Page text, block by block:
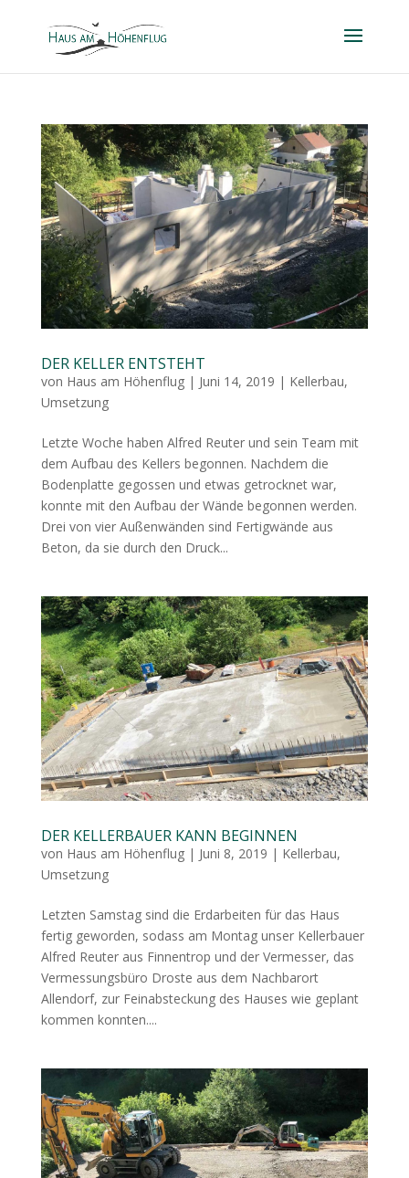
DER KELLER ENTSTEHT
von Haus am Höhenflug| Juni 14, 2019 | Kellerbau,
Umsetzung
Letzte Woche haben Alfred Reuter und sein Team mit
dem Aufbau des Kellers begonnen. Nachdem die
Bodenplatte gegossen und etwas getrocknet war,
konnte mit den Aufbau der Wände begonnen werden.
Drei von vier Außenwänden sind Fertigwände aus
Beton, da sie durch den Druck...
DER KELLERBAUER KANN BEGINNEN
von Haus am Höhenflug| Juni 8, 2019 | Kellerbau,
Umsetzung
Letzten Samstag sind die Erdarbeiten für das Haus
fertig geworden, sodass am Montag unser Kellerbauer
Alfred Reuter aus Finnentrop und der Vermesser, das
Vermessungsbüro Droste aus dem Nachbarort
Allendorf, zur Feinabsteckung des Hauses wie geplant
kommen konnten....